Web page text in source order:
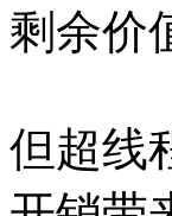
剩余价
但超线